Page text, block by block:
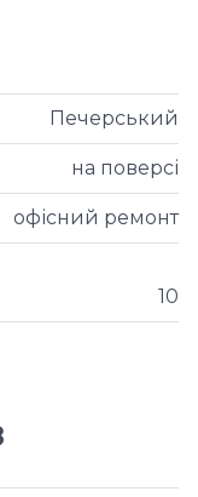
Печерський
на поверсі
офісний ремонт
10